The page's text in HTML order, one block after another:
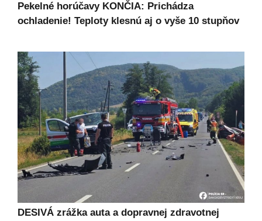
Pekelné horúčavy KONČIA: Prichádza
ochladenie! Teploty klesnú aj o vyše 10 stupňov
DESIVÁ zrážka auta a dopravnej zdravotnej